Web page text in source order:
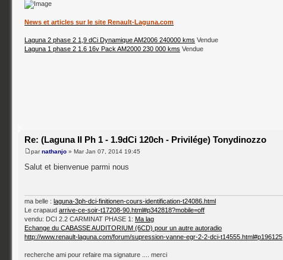
News et articles sur le site Renault-Laguna.com
Laguna 2 phase 2 1,9 dCi Dynamique AM2006 240000 kms Vendue
Laguna 1 phase 2 1.6 16v Pack AM2000 230 000 kms Vendue
Re: (Laguna II Ph 1 - 1.9dCi 120ch - Privilége) Tonydinozzo
parnathanjo » Mar Jan 07, 2014 19:45
Salut et bienvenue parmi nous
ma belle : laguna-3ph-dci-finitionen-cours-identification-t24086.html
Le crapaudarrive-ce-soir-t17208-90.html#p342818?mobile=off
vendu: DCI 2.2 CARMINAT PHASE 1: Ma lag
Echange du CABASSE AUDITORIUM (6CD) pour un autre autoradio
http://www.renault-laguna.com/forum/supression-vanne-egr-2-2-dci-t14555.html#p196125
recherche ami pour refaire ma signature .... merci